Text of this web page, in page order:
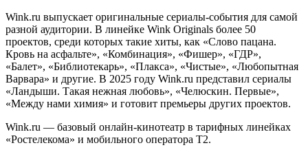
Wink.ru выпускает оригинальные сериалы-события для самой
разной аудитории. В линейке Wink Originals более 50
проектов, среди которых такие хиты, как «Слово пацана.
Кровь на асфальте», «Комбинация», «Фишер», «ГДР»,
«Балет», «Библиотекарь», «Плакса», «Чистые», «Любопытная
Варвара» и другие. В 2025 году Wink.ru представил сериалы
«Ландыши. Такая нежная любовь», «Челюскин. Первые»,
«Между нами химия» и готовит премьеры других проектов.
Wink.ru — базовый онлайн-кинотеатр в тарифных линейках
«Ростелекома» и мобильного оператора Т2.